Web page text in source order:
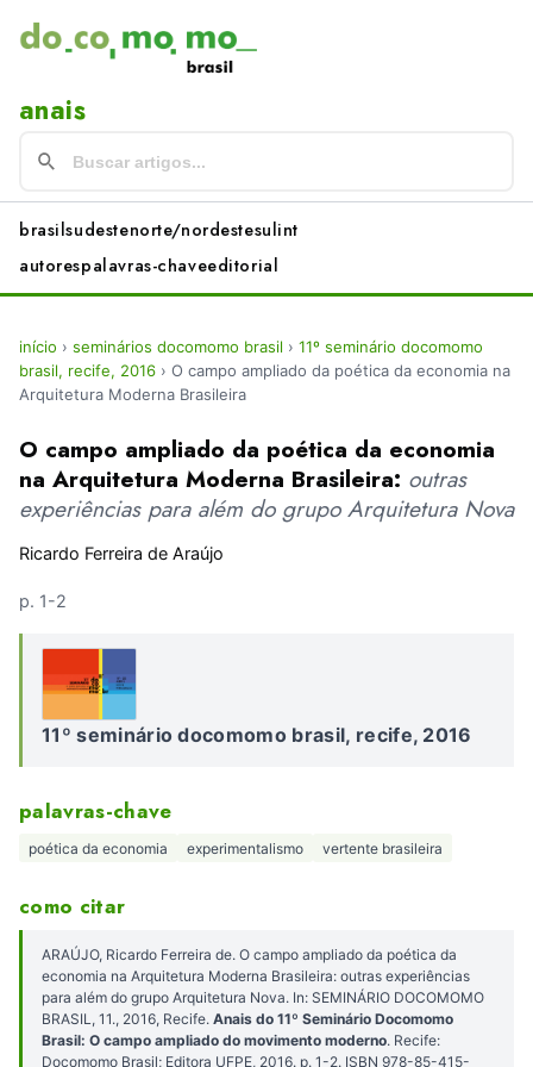
anais
brasilsudestenorte/nordestesulint
autorespalavras-chaveeditorial
início › seminários docomomo brasil › 11º seminário docomomo
brasil, recife, 2016 › O campo ampliado da poética da economia na
Arquitetura Moderna Brasileira
O campo ampliado da poética da economia
na Arquitetura Moderna Brasileira: outras
experiências para além do grupo Arquitetura Nova
Ricardo Ferreira de Araújo
p. 1-2
11º seminário docomomo brasil, recife, 2016
palavras-chave
poética da economia experimentalismo vertente brasileira
como citar
ARAÚJO, Ricardo Ferreira de. O campo ampliado da poética da
economia na Arquitetura Moderna Brasileira: outras experiências
para além do grupo Arquitetura Nova. In: SEMINÁRIO DOCOMOMO
BRASIL, 11., 2016, Recife. Anais do 11º Seminário Docomomo
Brasil: O campo ampliado do movimento moderno. Recife:
Docomomo Brasil; Editora UFPE, 2016. p. 1-2. ISBN 978-85-415-